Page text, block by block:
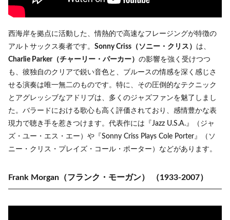
西海岸を拠点に活動した、情熱的で高速なフレージングが特徴の
アルトサックス奏者です。 Sonny Criss（ソニー・クリス） は、
Charlie Parker（チャーリー・パーカー） の影響を強く受けつつ
も、彼独自のクリアで鋭い音色と、ブルースの情感を深く感じさ
せる演奏は唯一無二のものです。特に、その圧倒的なテクニック
とアグレッシブなアドリブは、多くのジャズファンを魅了しまし
た。バラードにおける歌心も高く評価されており、感情豊かな表
現力で聴き手を惹きつけます。代表作には『Jazz U.S.A.』（ジャ
ズ・ユー・エス・エー）や『Sonny Criss Plays Cole Porter』（ソ
ニー・クリス・プレイズ・コール・ポーター）などがあります。
Frank Morgan（フランク・モーガン） （1933-2007）